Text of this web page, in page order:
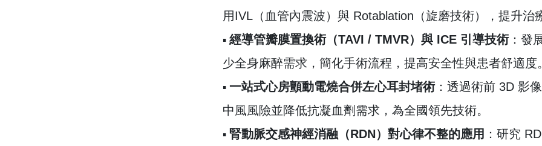
用IVL（血管內震波）與 Rotablation（旋磨技術），提升治
▪︎ 經導管瓣膜置換術（TAVI / TMVR）與 ICE 引導技術：發
少全身麻醉需求，簡化手術流程，提高安全性與患者舒適度。
▪︎ 一站式心房顫動電燒合併左心耳封堵術：透過術前 3D 影
中風風險並降低抗凝血劑需求，為全國領先技術。
▪︎ 腎動脈交感神經消融（RDN）對心律不整的應用 ：研究